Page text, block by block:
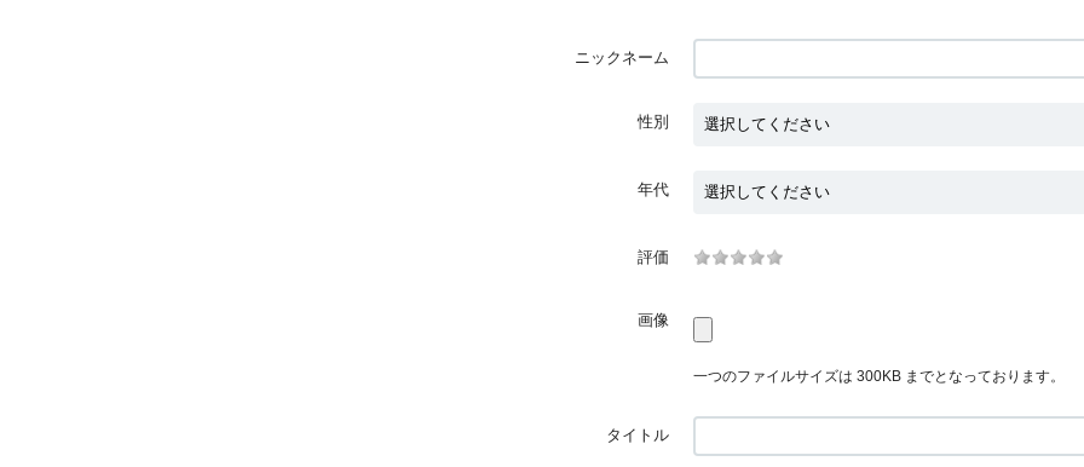
ニックネーム
性別
年代
評価
画像
一つのファイルサイズは 300KB までとなっております。
タイトル